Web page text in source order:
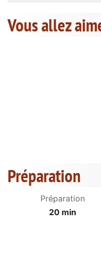
Vous allez
Préparation
Préparation
20 min